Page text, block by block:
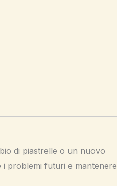
di piastrelle o un nuovo
i problemi futuri e mantenere